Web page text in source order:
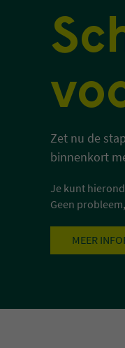
Zet nu de
binnenkort
Je kunt
Geen
MEER